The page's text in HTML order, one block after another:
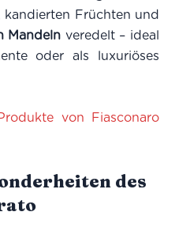
kandierten Früchten und
Mandeln veredelt – ideal
oder als luxuriöses
von Fiasconaro
des